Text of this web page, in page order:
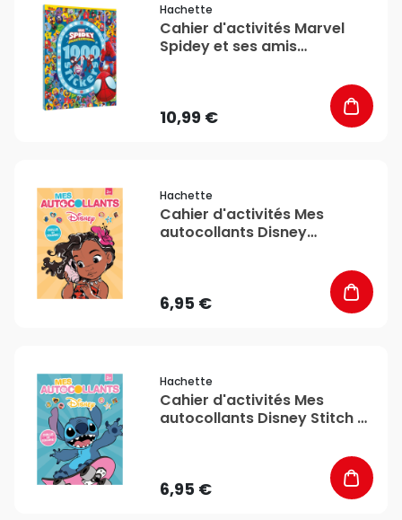
Hachette
Cahier d'activités Marvel
Spidey et ses amis
10,99 €
Hachette
Cahier d'activités Mes
autocollants Disney
6,95 €
Hachette
Cahier d'activités Mes
autocollants Disney Stitch -
6,95 €